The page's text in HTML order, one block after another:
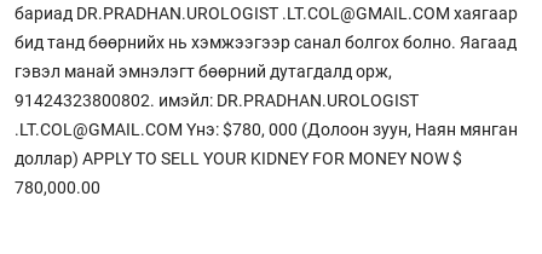
бариад DR.PRADHAN.UROLOGIST .LT.COL@GMAIL.COM хаягаар
бид танд бөөрнийх нь хэмжээгээр санал болгох болно. Яагаад
гэвэл манай эмнэлэгт бөөрний дутагдалд орж,
91424323800802. имэйл: DR.PRADHAN.UROLOGIST
.LT.COL@GMAIL.COM Yнэ: $780, 000 (Долоон зуун, Наян мянган
доллар) APPLY TO SELL YOUR KIDNEY FOR MONEY NOW $
780,000.00